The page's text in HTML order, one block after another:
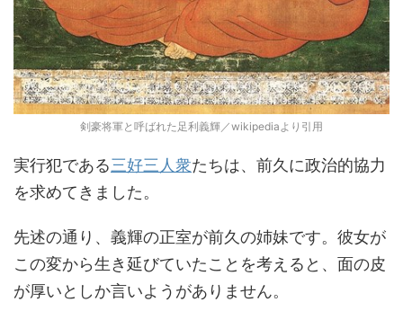
剣豪将軍と呼ばれた足利義輝／wikipediaより引用
実行犯である三好三人衆たちは、前久に政治的協力
を求めてきました。
先述の通り、義輝の正室が前久の姉妹です。彼女が
この変から生き延びていたことを考えると、面の皮
が厚いとしか言いようがありません。